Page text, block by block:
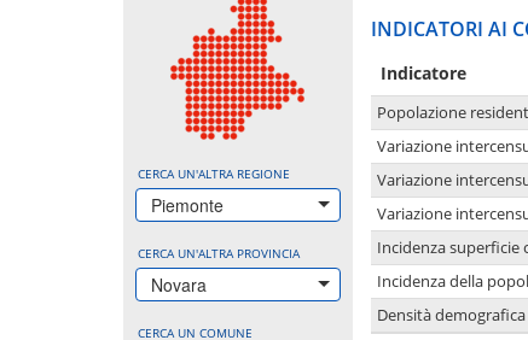
CERCA UN'ALTRA REGIONE
Piemonte
CERCA UN'ALTRA PROVINCIA
Novara
CERCA UN COMUNE
INDICATORI AI
Indicatore
Popolazione
Variazione
Variazione
Variazione
Incidenza superficie
Incidenza della
Densità demografica